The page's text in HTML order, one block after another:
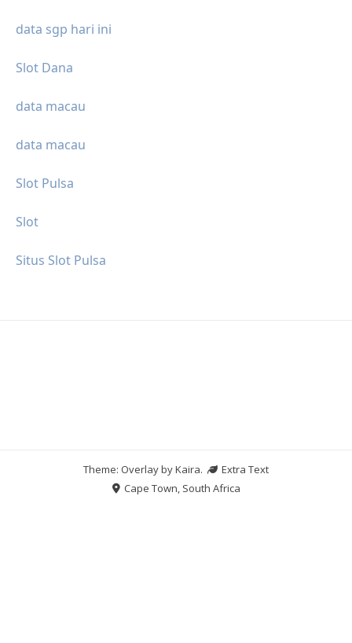
data sgp hari ini
Slot Dana
data macau
data macau
Slot Pulsa
Slot
Situs Slot Pulsa
Theme: Overlay byKaira.
Extra Text
Cape Town, South Africa